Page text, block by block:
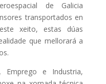
de Galicia
transportados en
xeito, estas dúas
que mellorará a
Emprego e Industria,